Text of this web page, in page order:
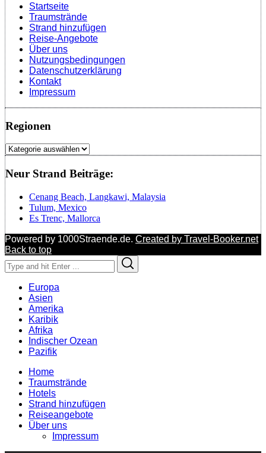
Startseite
Traumstrände
Strand hinzufügen
Reise-Angebote
Über uns
Nutzungsbedingungen
Datenschutzerklärung
Kontakt
Impressum
Regionen
Regionen
Neur Strand Beiträge:
Cenang Beach, Langkawi, Malaysia
Tulum, Mexico
Es Trenc, Mallorca
Powered by 1000Straende.de. Created by Travel-Booker.net
Back to top
Search
for:
Europa
Asien
Amerika
Karibik
Afrika
Indischer Ozean
Pazifik
Home
Traumstrände
Hotels
Strand hinzufügen
Reiseangebote
Über uns
Impressum